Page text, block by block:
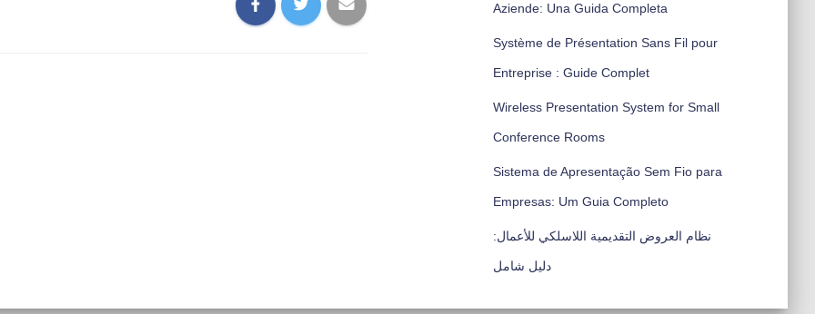
Aziende: Una Guida Completa
Système de Présentation Sans Fil pour
Entreprise : Guide Complet
Wireless Presentation System for Small
Conference Rooms
Sistema de Apresentação Sem Fio para
Empresas: Um Guia Completo
نظام العروض التقديمية اللاسلكي للأعمال:
دليل شامل